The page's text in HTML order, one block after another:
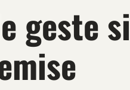
geste